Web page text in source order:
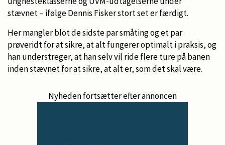
stævnet – ifølge Dennis Fisker stort set er færdigt.
Her mangler blot de sidste par småting og et par
prøveridt for at sikre, at alt fungerer optimalt i praksis, og
han understreger, at han selv vil ride flere ture på banen
inden stævnet for at sikre, at alt er, som det skal være.
Nyheden fortsætter efter annoncen